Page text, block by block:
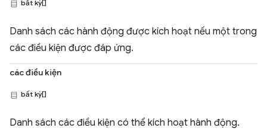
bất kỳ[]
Danh sách các hành động được kích hoạt nếu một trong
các điều kiện được đáp ứng.
các điều kiện
bất kỳ[]
Danh sách các điều kiện có thể kích hoạt hành động.